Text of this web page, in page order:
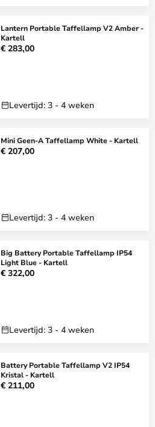
Lantern Portable Taffellamp V2 Amber -
Kartell
€ 283,00
Levertijd: 3 - 4 weken
Mini Geen-A Taffellamp White - Kartell
€ 207,00
Levertijd: 3 - 4 weken
Big Battery Portable Taffellamp IP54
Light Blue - Kartell
€ 322,00
Levertijd: 3 - 4 weken
Battery Portable Taffellamp V2 IP54
Kristal - Kartell
€ 211,00